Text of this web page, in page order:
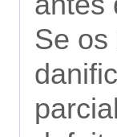
Se os